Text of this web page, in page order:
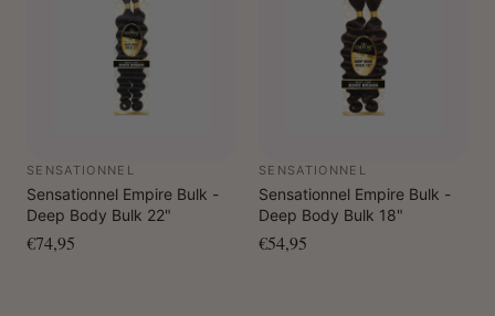
SENSATIONNEL
Sensationnel Empire Bulk -
Deep Body Bulk 22"
€74,95
SENSATIONNEL
Sensationnel Empire Bulk -
Deep Body Bulk 18"
€54,95